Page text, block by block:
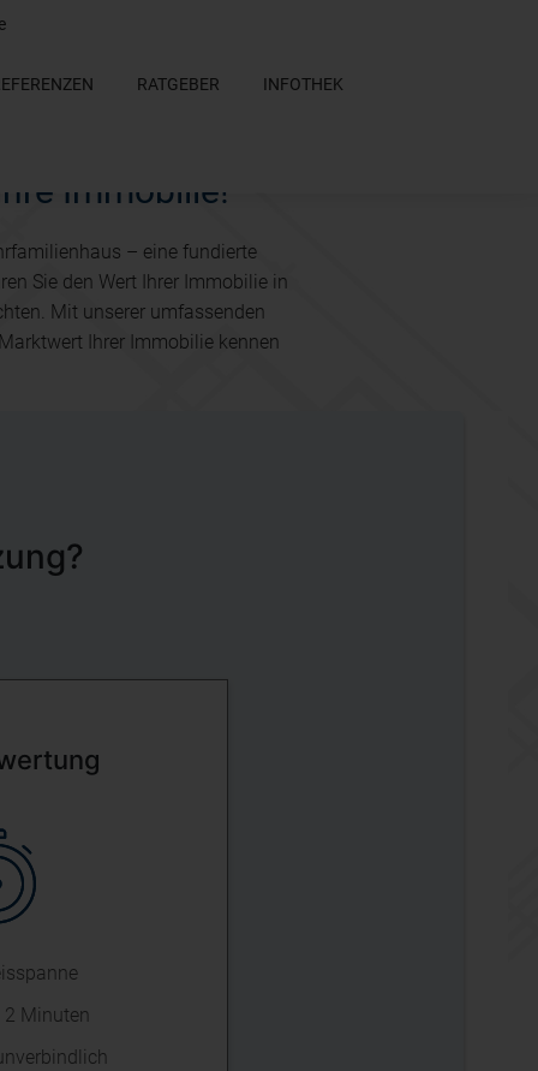
RATGEBER INFOTHEK
Immobilie!
– eine fundierte
Sie den Wert Ihrer Immobilie in
Mit unserer umfassenden
Ihrer Immobilie kennen
2 Minuten